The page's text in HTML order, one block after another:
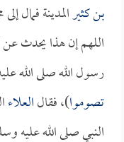
بن كثيرالمدينة فمال
اللهم إن هذا يحدث
رسول الله صلى الله
تصوموا)، فقالالعلاء
النبي صلى الله عليه